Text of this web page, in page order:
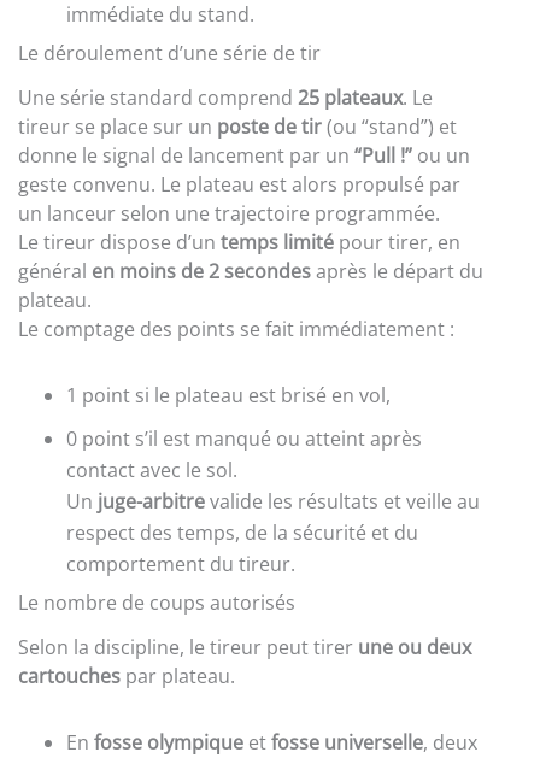
immédiate du stand.
Le déroulement d’une série de tir
Une série standard comprend 25 plateaux. Le
tireur se place sur un poste de tir(ou “stand”) et
donne le signal de lancement par un “Pull !” ou un
geste convenu. Le plateau est alors propulsé par
un lanceur selon une trajectoire programmée.
Le tireur dispose d’un temps limité pour tirer, en
général en moins de 2 secondesaprès le départ du
plateau.
Le comptage des points se fait immédiatement :
1 point si le plateau est brisé en vol,
0 point s’il est manqué ou atteint après
contact avec le sol.
Un juge-arbitrevalide les résultats et veille au
respect des temps, de la sécurité et du
comportement du tireur.
Le nombre de coups autorisés
Selon la discipline, le tireur peut tirer une ou deux
cartouches par plateau.
En fosse olympique etfosse universelle, deux